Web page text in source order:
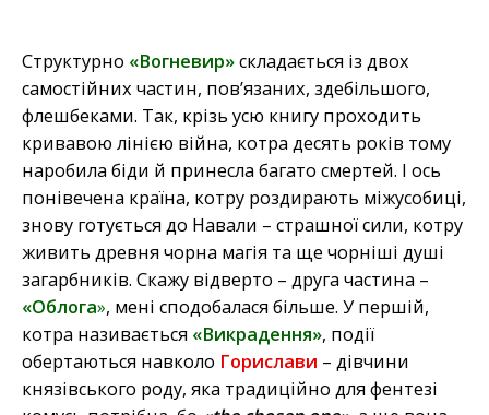
Структурно «Вогневир»складається із двох
самостійних частин, пов’язаних, здебільшого,
флешбеками. Так, крізь усю книгу проходить
кривавою лінією війна, котра десять років тому
наробила біди й принесла багато смертей. І ось
понівечена країна, котру роздирають міжусобиці,
знову готується до Навали – страшної сили, котру
живить древня чорна магія та ще чорніші душі
загарбників. Скажу відверто – друга частина –
«Облога», мені сподобалася більше. У першій,
котра називається «Викрадення», події
обертаються навколо Горислави – дівчини
князівського роду, яка традиційно для фентезі